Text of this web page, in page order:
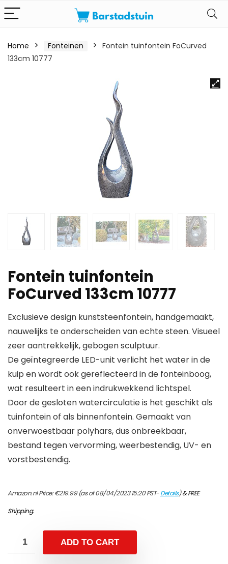
Home Fonteinen
Fontein tuinfontein FoCurved
133cm 10777
Fontein tuinfontein
FoCurved 133cm 10777
Exclusieve design kunststeenfontein, handgemaakt,
nauwelijks te onderscheiden van echte steen. Visueel
zeer aantrekkelijk, gebogen sculptuur.
De geïntegreerde LED-unit verlicht het water in de
kuip en wordt ook gereflecteerd in de fonteinboog,
wat resulteert in een indrukwekkend lichtspel.
Door de gesloten watercirculatie is het geschikt als
tuinfontein of als binnenfontein. Gemaakt van
onverwoestbaar polyhars, dus onbreekbaar,
bestand tegen vervorming, weerbestendig, UV- en
vorstbestendig.
Amazon.nl Price:€219.99(as of 08/04/2023 15:20 PST-Details)&FREE
Shipping.
ADD TO CART